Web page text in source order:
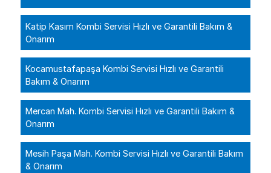
Katip Kasım Kombi Servisi Hızlı ve Garantili Bakım &
Onarım
Kocamustafapaşa Kombi Servisi Hızlı ve Garantili
Bakım & Onarım
Mercan Mah. Kombi Servisi Hızlı ve Garantili Bakım &
Onarım
Mesih Paşa Mah. Kombi Servisi Hızlı ve Garantili Bakım
& Onarım